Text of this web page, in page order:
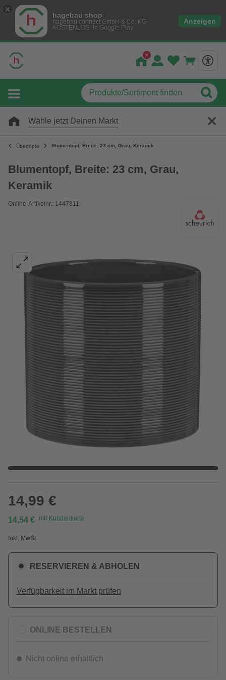
hagebau shop
hagebau connect GmbH & Co. KG
KOSTENLOS- In Google Play
Anzeigen
Wähle jetzt Deinen Markt
Übertöpfe Blumentopf, Breite: 23 cm, Grau, Keramik
Blumentopf, Breite: 23 cm, Grau,
Keramik
Online-Artikelnr.: 1447811
14,99 €
14,54 € mit Kundenkarte
Inkl. MwSt.
RESERVIEREN & ABHOLEN
Verfügbarkeit im Markt prüfen
ONLINE BESTELLEN
Nicht online erhältlich